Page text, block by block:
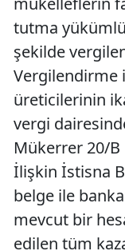
tutma
şekilde
Vergilendirme
üreticilerinin
vergi
Mükerrer 20/B
İlişkin İstisna
belge ile
mevcut bir
edilen tüm